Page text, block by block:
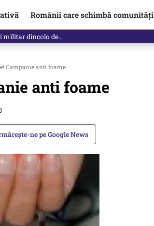
Românii care schimbă comunități
militar dincolo de…
Campanie anti foame
anti foame
ne pe Google News